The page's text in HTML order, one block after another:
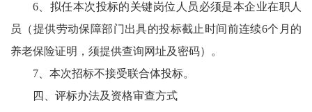
6、拟任本次投标的关键岗位人员必须是本企业在职人
员（提供劳动保障部门出具的投标截止时间前连续6个月的
养老保险证明，须提供查询网址及密码）。
7、本次招标不接受联合体投标。
四、评标办法及资格审查方式